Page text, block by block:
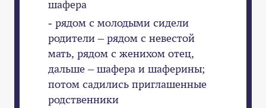
шафера
- рядом с молодыми сидели
родители – рядом с невестой
мать, рядом с женихом отец,
дальше – шафера и шаферины;
потом садились приглашенные
родственники